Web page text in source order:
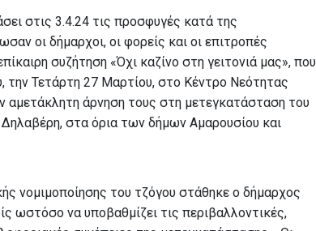
στις 3.4.24 τις προσφυγές κατά της
οι δήμαρχοι, οι φορείς και οι επιτροπές
συζήτηση «Όχι καζίνο στη γειτονιά μας», που
την Τετάρτη 27 Μαρτίου, στο Κέντρο Νεότητας
αμετάκλητη άρνηση τους στη μετεγκατάσταση του
στα όρια των δήμων Αμαρουσίου και
νομιμοποίησης του τζόγου στάθηκε ο δήμαρχος
ωστόσο να υποβαθμίζει τις περιβαλλοντικές,